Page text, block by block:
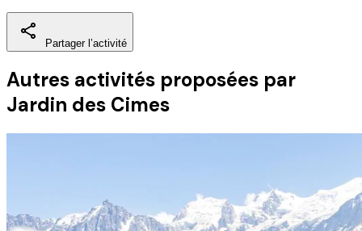
Partager l’activité
Autres activités proposées par
Jardin des Cimes